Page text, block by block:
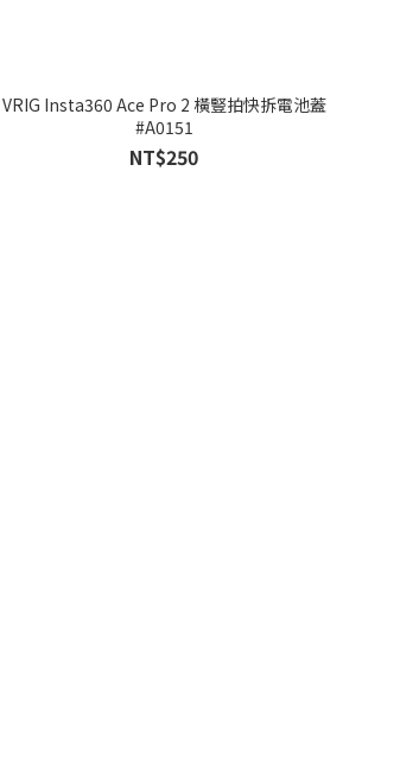
VRIG Insta360 Ace Pro 2 橫豎拍快拆電池蓋
#A0151
NT$250